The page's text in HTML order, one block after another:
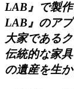
LAB』で製
LAB』のア
大家である
伝統的な家
の遺産を生